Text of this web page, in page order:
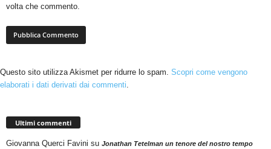
volta che commento.
Questo sito utilizza Akismet per ridurre lo spam. Scopri come vengono
elaborati i dati derivati dai commenti.
Ultimi commenti
Giovanna Querci Favini su Jonathan Tetelman un tenore del nostro tempo